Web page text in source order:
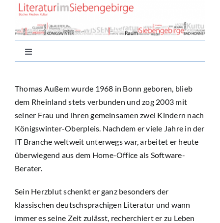
springen
Toggle
Navigation
Nachlese
Buchtipps
Thomas Außem wurde 1968 in Bonn geboren, blieb
dem Rheinland stets verbunden und zog 2003 mit
seiner Frau und ihren gemeinsamen zwei Kindern nach
Königswinter-Oberpleis. Nachdem er viele Jahre in der
IT Branche weltweit unterwegs war, arbeitet er heute
überwiegend aus dem Home-Office als Software-
Berater.
Sein Herzblut schenkt er ganz besonders der
klassischen deutschsprachigen Literatur und wann
immer es seine Zeit zulässt, recherchiert er zu Leben